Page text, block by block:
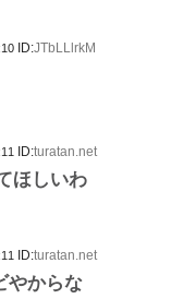
ID:JTbLLlrkM
ID:turatan.net
ほしいわ
ID:turatan.net
やからな